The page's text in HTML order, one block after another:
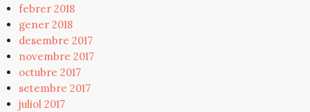
febrer 2018
gener 2018
desembre 2017
novembre 2017
octubre 2017
setembre 2017
juliol 2017